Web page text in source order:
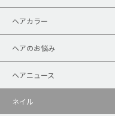
ヘアカラー
ヘアのお悩み
ヘアニュース
ネイル